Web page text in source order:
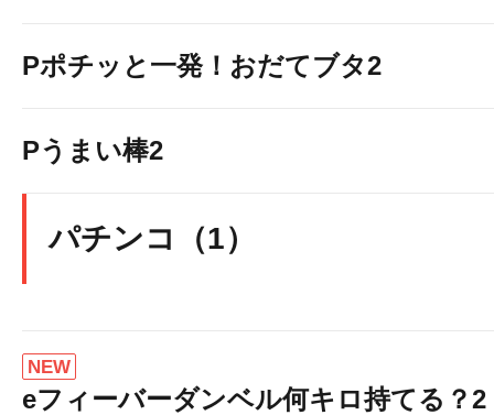
Pポチッと一発！おだてブタ2
Pうまい棒2
パチンコ（1）
NEW
eフィーバーダンベル何キロ持てる？2